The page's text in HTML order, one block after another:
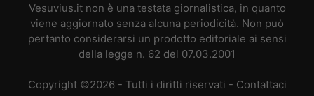
Vesuvius.it non è una testata giornalistica, in quanto
viene aggiornato senza alcuna periodicità. Non può
pertanto considerarsi un prodotto editoriale ai sensi
della legge n. 62 del 07.03.2001
Copyright ©2026 - Tutti i diritti riservati - Contattaci